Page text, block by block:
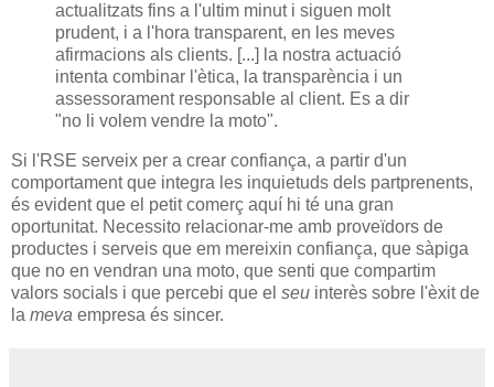
actualitzats fins a l'ultim minut i siguen molt
prudent, i a l'hora transparent, en les meves
afirmacions als clients. [...] la nostra actuació
intenta combinar l'ètica, la transparència i un
assessorament responsable al client. Es a dir
"no li volem vendre la moto".
Si l'RSE serveix per a crear confiança, a partir d'un
comportament que integra les inquietuds dels partprenents,
és evident que el petit comerç aquí hi té una gran
oportunitat. Necessito relacionar-me amb proveïdors de
productes i serveis que em mereixin confiança, que sàpiga
que no en vendran una moto, que senti que compartim
valors socials i que percebi que el seu interès sobre l'èxit de
la meva empresa és sincer.